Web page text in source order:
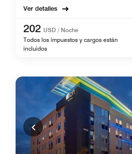
Ver detalles
202 USD / Noche
Todos los impuestos y cargos están
incluidos